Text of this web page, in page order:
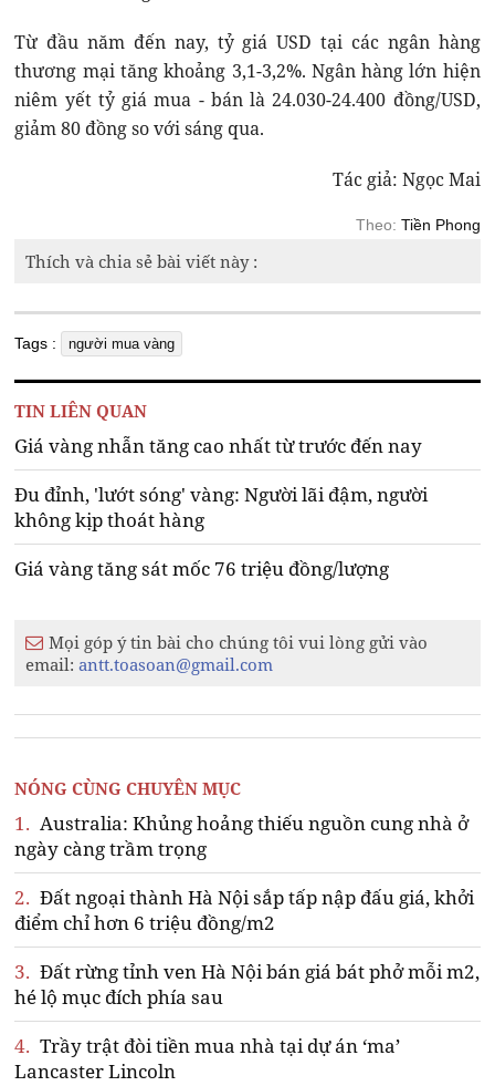
Từ đầu năm đến nay, tỷ giá USD tại các ngân hàng
thương mại tăng khoảng 3,1-3,2%. Ngân hàng lớn hiện
niêm yết tỷ giá mua - bán là 24.030-24.400 đồng/USD,
giảm 80 đồng so với sáng qua.
Tác giả: Ngọc Mai
Theo: Tiền Phong
Thích và chia sẻ bài viết này :
Tags : người mua vàng
TIN LIÊN QUAN
Giá vàng nhẫn tăng cao nhất từ trước đến nay
Đu đỉnh, 'lướt sóng' vàng: Người lãi đậm, người
không kịp thoát hàng
Giá vàng tăng sát mốc 76 triệu đồng/lượng
Mọi góp ý tin bài cho chúng tôi vui lòng gửi vào
email:antt.toasoan@gmail.com
NÓNG CÙNG CHUYÊN MỤC
1. Australia: Khủng hoảng thiếu nguồn cung nhà ở
ngày càng trầm trọng
2. Đất ngoại thành Hà Nội sắp tấp nập đấu giá, khởi
điểm chỉ hơn 6 triệu đồng/m2
3. Đất rừng tỉnh ven Hà Nội bán giá bát phở mỗi m2,
hé lộ mục đích phía sau
4. Trầy trật đòi tiền mua nhà tại dự án ‘ma’
Lancaster Lincoln